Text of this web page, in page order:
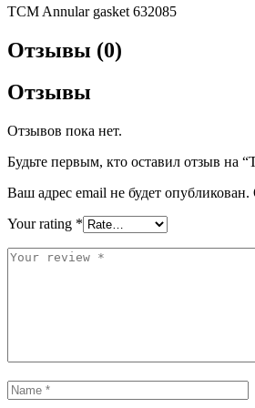
TCM Annular gasket 632085
Отзывы (0)
Отзывы
Отзывов пока нет.
Будьте первым, кто оставил отзыв на
Ваш адрес email не будет опубликован.
Your rating *